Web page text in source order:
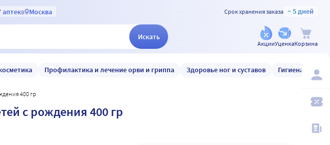
аптекв Москва Срок хранения заказа ~ 5 дней
Искать
АкцииУценкаКорзина
Профилактика и лечение орви и гриппа Здоровье ног и суставов Гигиена и уход
400 гр
с рождения 400 гр